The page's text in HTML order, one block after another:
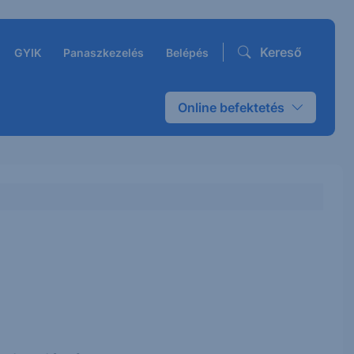
GYIK Panaszkezelés Belépés Kereső
Online befektetés